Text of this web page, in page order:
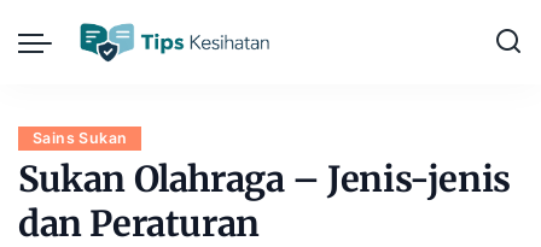
Sains Sukan
Sukan Olahraga – Jenis-jenis
dan Peraturan